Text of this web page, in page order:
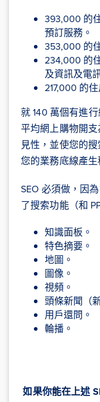
393,000 的
預訂服務。
353,000 的
234,000 的
及資訊及電
217,000 的
就 140 萬個有進
平均網上購物開
見性，並使您的
您的業務底線產生
SEO 必須做，因
了搜索功能（和
知識面板。
特色摘要。
地圖。
圖像。
視頻。
頭條新聞（
用戶還問。
輪播。
如果你能在上述